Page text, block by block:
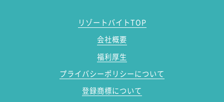
リゾートバイトTOP
会社概要
福利厚生
プライバシーポリシーについて
登録商標について